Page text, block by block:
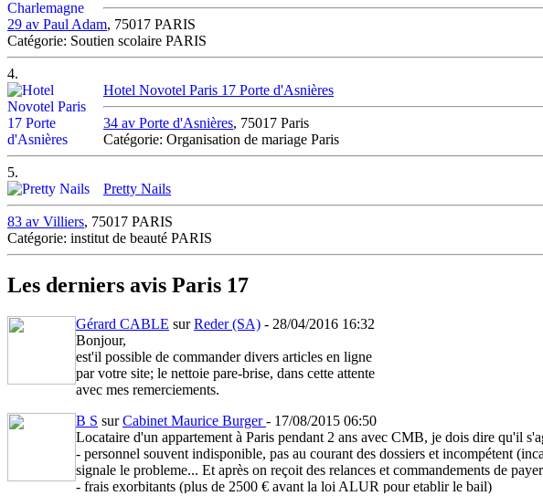
29 av Paul Adam, 75017 PARIS
Catégorie: Soutien scolaire PARIS
4.
Hotel Novotel Paris 17 Porte d'Asnières
34 av Porte d'Asnières, 75017 Paris
Catégorie: Organisation de mariage Paris
5.
Pretty Nails
83 av Villiers, 75017 PARIS
Catégorie: institut de beauté PARIS
Les derniers avis Paris 17
Gérard CABLE surReder (SA) - 28/04/2016 16:32
Bonjour,
est'il possible de commander divers articles en ligne
par votre site; le nettoie pare-brise, dans cette attente
avec mes remerciements.
Gérard CABLE.
B S surCabinet Maurice Burger- 17/08/2015 06:50
Locataire d'un appartement à Paris pendant 2 ans avec CMB, je dois dire qu'il
- personnel souvent indisponible, pas au courant des dossiers et incompétent
signale le probleme... Et après on reçoit des relances et commandements de
- frais exorbitants (plus de 2500 € avant la loi ALUR pour etablir le bail)